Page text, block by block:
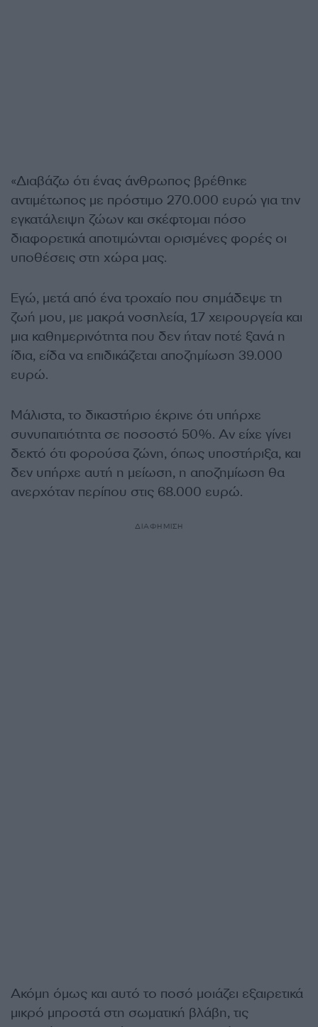
«Διαβάζω ότι ένας άνθρωπος βρέθηκε
αντιμέτωπος με πρόστιμο 270.000 ευρώ για την
εγκατάλειψη ζώων και σκέφτομαι πόσο
διαφορετικά αποτιμώνται ορισμένες φορές οι
υποθέσεις στη χώρα μας.
Εγώ, μετά από ένα τροχαίο που σημάδεψε τη
ζωή μου, με μακρά νοσηλεία, 17 χειρουργεία και
μια καθημερινότητα που δεν ήταν ποτέ ξανά η
ίδια, είδα να επιδικάζεται αποζημίωση 39.000
ευρώ.
Μάλιστα, το δικαστήριο έκρινε ότι υπήρχε
συνυπαιτιότητα σε ποσοστό 50%. Αν είχε γίνει
δεκτό ότι φορούσα ζώνη, όπως υποστήριξα, και
δεν υπήρχε αυτή η μείωση, η αποζημίωση θα
ανερχόταν περίπου στις 68.000 ευρώ.
ΔΙΑΦΗΜΙΣΗ
Ακόμη όμως και αυτό το ποσό μοιάζει εξαιρετικά
μικρό μπροστά στη σωματική βλάβη, τις